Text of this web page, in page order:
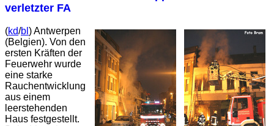
verletzter FA
(kd/bl ) Antwerpen
(Belgien). Von den
ersten Kräften der
Feuerwehr wurde
eine starke
Rauchentwicklung
aus einem
leerstehenden
Haus festgestellt.